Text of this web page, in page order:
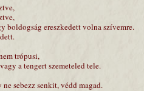
boldogság ereszkedett volna szívemre.
trópusi,
a tengert szemeteled tele.
sebezz senkit, védd magad.